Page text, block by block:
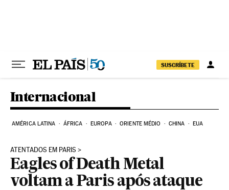
SUSCRÍBETE
Internacional
AMÉRICA LATINA ÁFRICA EUROPA ORIENTE MÉDIO CHINA EUA
ATENTADOS EM PARIS
Eagles of Death Metal
voltam a Paris após ataque